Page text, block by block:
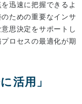
迅速に把握できるよ
ための重要なインサ
思決定をサポートし
ロセスの最適化が期
活用」